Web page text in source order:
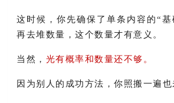
这时候，你先确保了单条内容的“基
再去堆数量，这个数量才有意义。
当然， 光有概率和数量还不够。
因为别人的成功方法，你照搬一遍也